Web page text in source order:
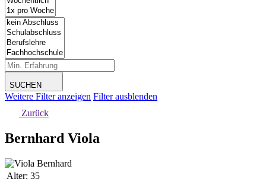
SUCHEN
Weitere Filter anzeigen Filter ausblenden
Zurück
Bernhard Viola
Alter: 35